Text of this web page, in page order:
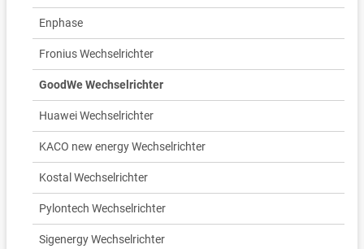
Enphase
Fronius Wechselrichter
GoodWe Wechselrichter
Huawei Wechselrichter
KACO new energy Wechselrichter
Kostal Wechselrichter
Pylontech Wechselrichter
Sigenergy Wechselrichter